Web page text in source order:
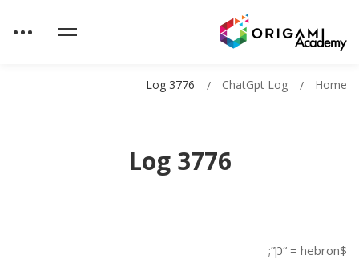
Log 3776
Home
ChatGpt Log
Log 3776
$hebron = “כן”;